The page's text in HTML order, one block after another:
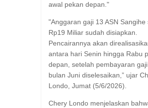
awal pekan depan."
"Anggaran gaji 13 ASN Sangihe
Rp19 Miliar sudah disiapkan.
Pencairannya akan
antara hari Senin hingga Rabu
depan, setelah pembayaran
bulan Juni diselesaikan,” ujar
Londo, Jumat (5/6/2026).
Chery Londo menjelaskan